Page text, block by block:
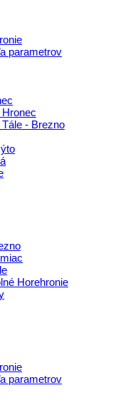
parametrov
- Brezno
Horehronie
parametrov